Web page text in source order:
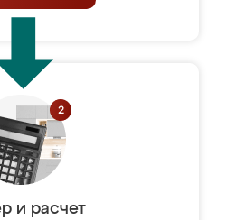
и расчет